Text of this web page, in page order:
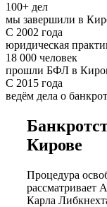
100+ дел
мы завершили в
С 2002 года
юридическая
18 000 человек
прошли БФЛ в
С 2015 года
ведём дела о
Кирове
Процедура
рассматривает
Карла